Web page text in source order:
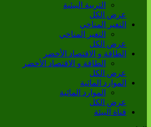
التربية البيئية
عرض الكل
التغير المناخي
التغير المناخي
عرض الكل
الطاقة و الاقتصاد الأخضر
الطاقة و الاقتصاد الأخضر
عرض الكل
الموارد المائية
الموارد المائية
عرض الكل
قناة البيئة